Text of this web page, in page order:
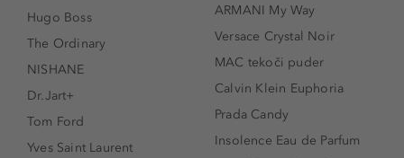
Hugo Boss
The Ordinary
NISHANE
Dr.Jart+
Tom Ford
Yves Saint Laurent
ARMANI My Way
Versace Crystal Noir
MAC tekoči puder
Calvin Klein Euphoria
Prada Candy
Insolence Eau de Parfum